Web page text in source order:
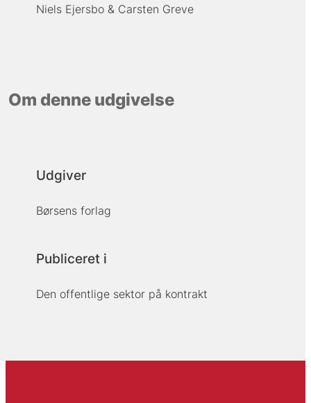
Niels Ejersbo Carsten Greve
Om denne udgivelse
Udgiver
Børsens forlag
Publiceret i
Den offentlige sektor på kontrakt